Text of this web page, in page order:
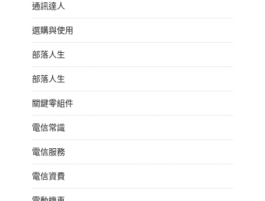
通訊達人
選購與使用
部落人生
部落人生
關鍵零組件
電信常識
電信服務
電信資費